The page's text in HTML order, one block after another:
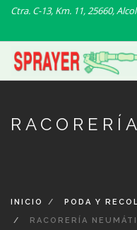
Pasar
contenido
principal
Ctra. C-13, Km. 11, 25660,
INICIO
PODA Y
RACORERÍA